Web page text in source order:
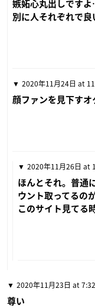
嫉妬心丸出しです
別に人それぞれで良
2020年11月24日 at
顔ファンを見下すオ
2020年11月26日 at
ほんとそれ。普通
ウント取ってるの
このサイト見てる
2020年11月23日 at
尊い